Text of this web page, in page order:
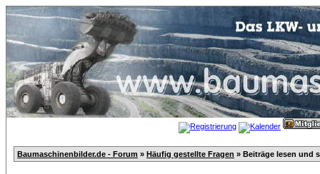
Baumaschinenbilder.de - Forum » Häufig gestellte Fragen » Beiträge lesen und